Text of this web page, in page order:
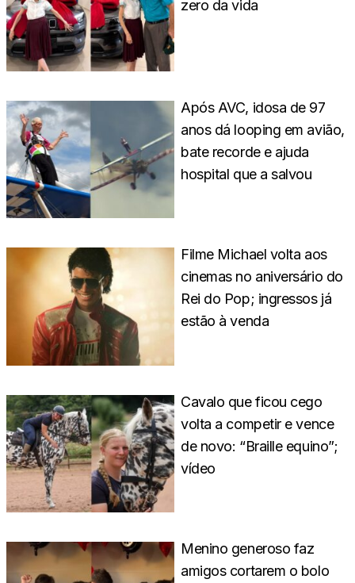
zero da vida
Após AVC, idosa de 97
anos dá looping em avião,
bate recorde e ajuda
hospital que a salvou
Filme Michael volta aos
cinemas no aniversário do
Rei do Pop; ingressos já
estão à venda
Cavalo que ficou cego
volta a competir e vence
de novo: “Braille equino”;
vídeo
Menino generoso faz
amigos cortarem o bolo